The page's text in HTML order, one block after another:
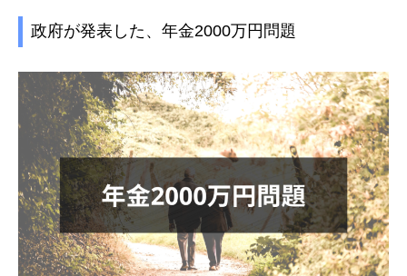
政府が発表した、年金2000万円問題